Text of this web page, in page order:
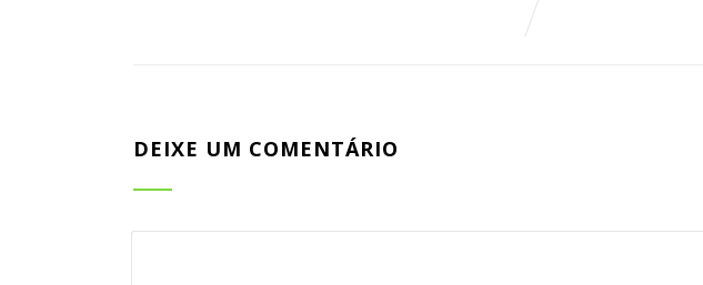
DEIXE UM COMENTÁRIO